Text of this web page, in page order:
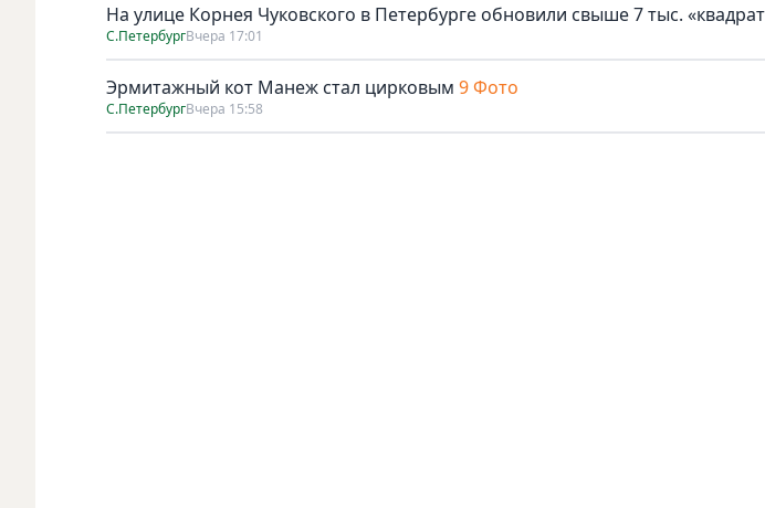
На улице Корнея Чуковского в Петербурге обновили свыше 7 тыс.
С.ПетербургВчера 17:01
Эрмитажный кот Манеж стал цирковым 9 Фото
С.ПетербургВчера 15:58